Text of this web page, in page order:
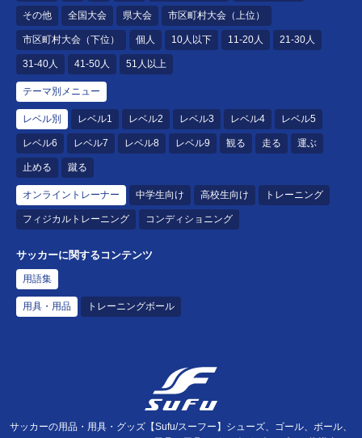
その他 全国大会 県大会 市区町村大会（上位）
市区町村大会（下位） 個人 10人以下 11-20人 21-30人
31-40人 41-50人 51人以上
テーマ別メニュー
レベル別 レベル1 レベル2 レベル3 レベル4 レベル5
レベル6 レベル7 レベル8 レベル9 観る 走る 運ぶ
止める 蹴る
オンライントレーナー 中学生向け 高校生向け トレーニング
フィジカルトレーニング コンディショニング
サッカーに関するコンテンツ
用語集
用具・用品 トレーニングボール
サッカーの用品・用具・グッズ【Sufu/スーフー】シューズ、ゴール、ボール、